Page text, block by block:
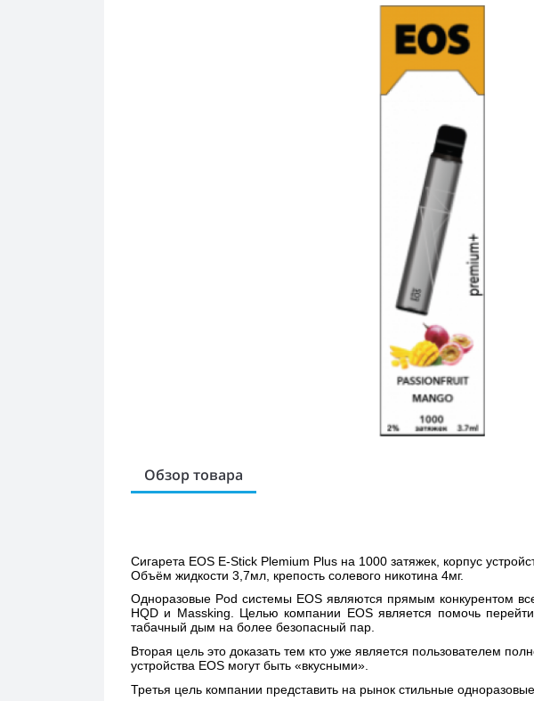
Обзор товара
Сигарета EOS E-Stick Plemium Plus на 1000 затяжек, корпус
Объём жидкости 3,7мл, крепость солевого никотина 4мг.
Одноразовые Pod системы EOS являются прямым конкурентом
HQD и Massking. Целью компании EOS является помочь перейти
табачный дым на более безопасный пар.
Вторая цель это доказать тем кто уже является пользователем
устройства EOS могут быть «вкусными».
Третья цель компании представить на рынок стильные